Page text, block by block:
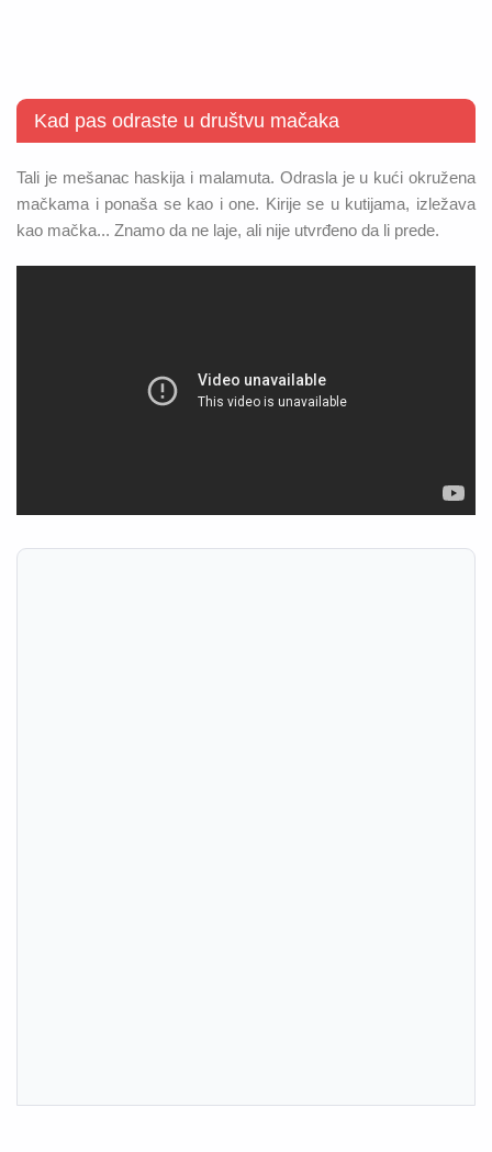
Kad pas odraste u društvu mačaka
Tali je mešanac haskija i malamuta. Odrasla je u kući okružena
mačkama i ponaša se kao i one. Kirije se u kutijama, izležava
kao mačka... Znamo da ne laje, ali nije utvrđeno da li prede.